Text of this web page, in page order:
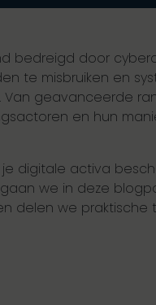
bedreigd door
te misbruiken en
geavanceerde
en hun
digitale activa
we in deze
delen we praktische